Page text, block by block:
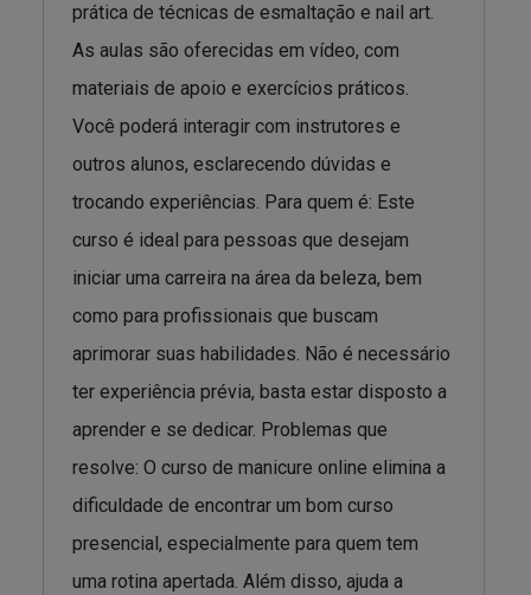
prática de técnicas de esmaltação e nail art.
As aulas são oferecidas em vídeo, com
materiais de apoio e exercícios práticos.
Você poderá interagir com instrutores e
outros alunos, esclarecendo dúvidas e
trocando experiências. Para quem é: Este
curso é ideal para pessoas que desejam
iniciar uma carreira na área da beleza, bem
como para profissionais que buscam
aprimorar suas habilidades. Não é necessário
ter experiência prévia, basta estar disposto a
aprender e se dedicar. Problemas que
resolve: O curso de manicure online elimina a
dificuldade de encontrar um bom curso
presencial, especialmente para quem tem
uma rotina apertada. Além disso, ajuda a